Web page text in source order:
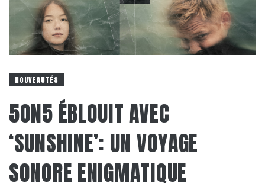
NOUVEAUTÉS
5ON5 ÉBLOUIT AVEC
‘SUNSHINE’: UN VOYAGE
SONORE ENIGMATIQUE